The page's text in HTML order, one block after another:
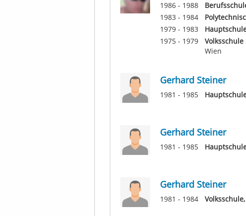
1986 - 1988
1983 - 1984
1979 - 1983
1975 - 1979
Wien
Gerhard Steiner
1981 - 1985
Gerhard Steiner
1981 - 1985
Gerhard Steiner
1981 - 1984